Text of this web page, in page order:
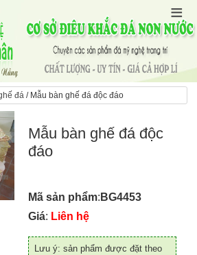
đá/ Mẫu bàn ghế đá độc đáo
Mẫu bàn ghế đá độc
đáo
Mã sản phẩm: BG4453
Giá: Liên hệ
Lưu ý: sản phẩm được đặt theo